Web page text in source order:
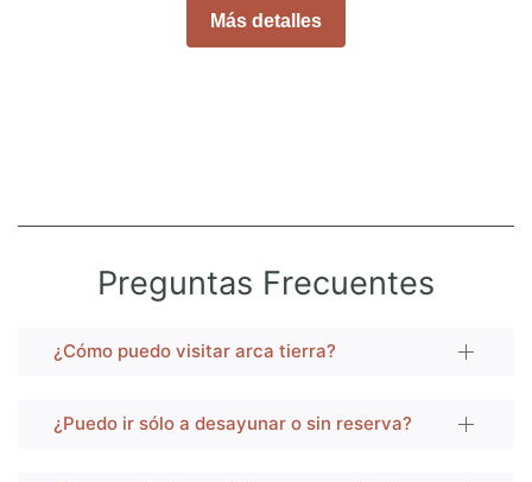
Más detalles
Preguntas Frecuentes
¿Cómo puedo visitar arca tierra?
¿Puedo ir sólo a desayunar o sin reserva?